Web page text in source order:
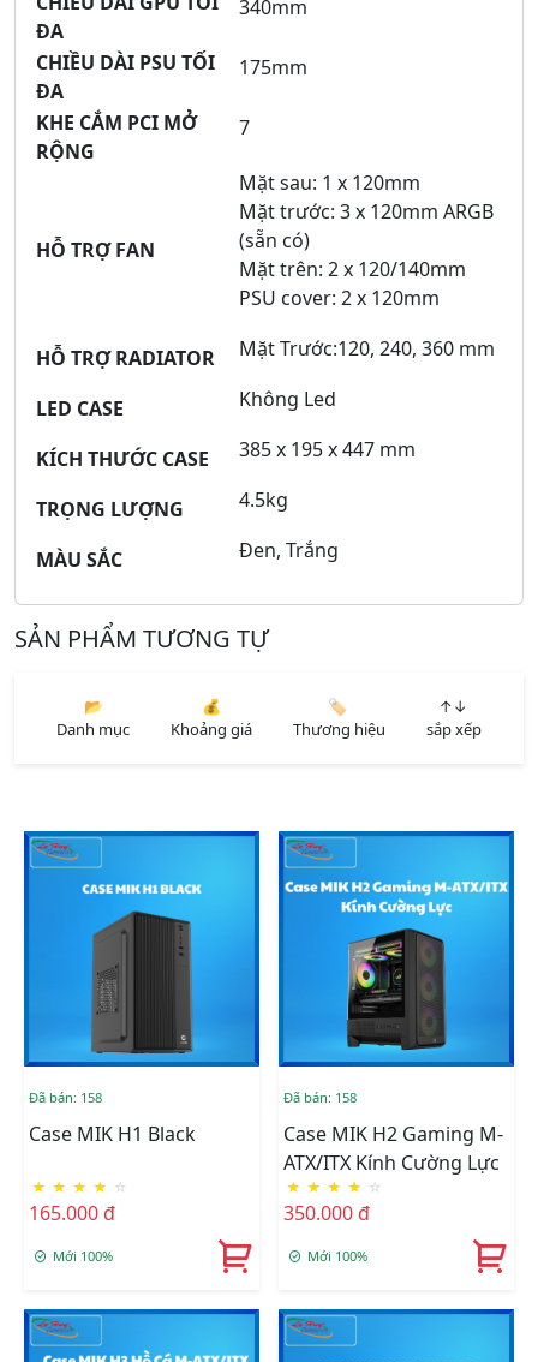
ĐA
340mm
CHIỀU DÀI PSU TỐI
ĐA
175mm
KHE CẮM PCI MỞ
RỘNG
7
HỖ TRỢ FAN
Mặt sau: 1 x 120mm
Mặt trước: 3 x 120mm ARGB
(sẵn có)
Mặt trên: 2 x 120/140mm
PSU cover: 2 x 120mm
HỖ TRỢ RADIATOR Mặt Trước:120, 240, 360 mm
LED CASE Không Led
KÍCH THƯỚC CASE 385 x 195 x 447 mm
TRỌNG LƯỢNG 4.5kg
MÀU SẮC Đen, Trắng
SẢN PHẨM TƯƠNG TỰ
📂
Danh mục
💰
Khoảng giá
🏷️
Thương hiệu
↑↓
sắp xếp
Đã bán: 158
Case MIK H1 Black
★ ★ ★ ★ ☆
165.000 đ
Mới 100%
Đã bán: 158
Case MIK H2 Gaming M-
ATX/ITX Kính Cường Lực
★ ★ ★ ★ ☆
350.000 đ
Mới 100%